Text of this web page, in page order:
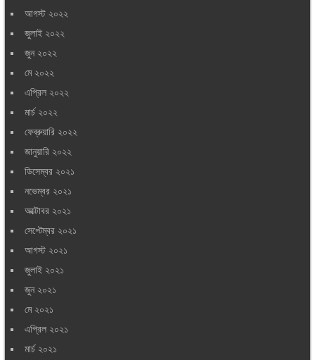
আগস্ট ২০২২
জুলাই ২০২২
জুন ২০২২
মে ২০২২
এপ্রিল ২০২২
মার্চ ২০২২
ফেব্রুয়ারি ২০২২
জানুয়ারি ২০২২
ডিসেম্বর ২০২১
নভেম্বর ২০২১
অক্টোবর ২০২১
সেপ্টেম্বর ২০২১
আগস্ট ২০২১
জুলাই ২০২১
জুন ২০২১
মে ২০২১
এপ্রিল ২০২১
মার্চ ২০২১